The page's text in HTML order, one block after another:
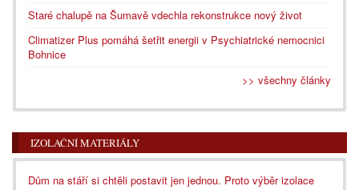
Staré chalupě na Šumavě vdechla rekonstrukce nový život
Climatizer Plus pomáhá šetřit energii v Psychiatrické nemocnici
Bohnice
>> všechny články
IZOLAČNÍ MATERIÁLY
Dům na stáří si chtěli postavit jen jednou. Proto výběr izolace